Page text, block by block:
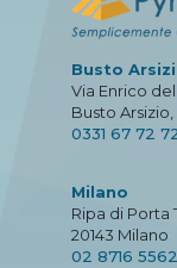
Busto
Via Enrico
Busto Arsizio,
0331 67 72 72
Milano
Ripa di Porta
20143 Milano
02 8716 5562